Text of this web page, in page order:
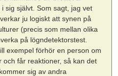
sig självt. Som sagt, jag vet
ju logiskt att synen på
(precis som mellan olika
på lögndetektorstest.
exempel förhör en person om
får reaktioner, så kan det
sig av andra